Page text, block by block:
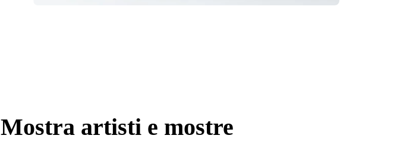
Mostra artisti e mostre